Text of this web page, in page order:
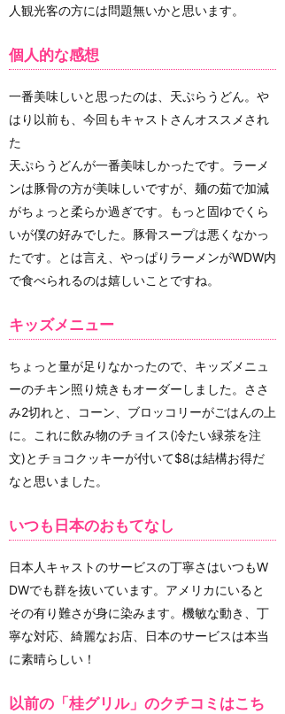
人観光客の方には問題無いかと思います。
個人的な感想
一番美味しいと思ったのは、天ぷらうどん。や
はり以前も、今回もキャストさんオススメされ
た
天ぷらうどんが一番美味しかったです。ラーメ
ンは豚骨の方が美味しいですが、麺の茹で加減
がちょっと柔らか過ぎです。もっと固ゆでくら
いが僕の好みでした。豚骨スープは悪くなかっ
たです。とは言え、やっぱりラーメンがWDW内
で食べられるのは嬉しいことですね。
キッズメニュー
ちょっと量が足りなかったので、キッズメニュ
ーのチキン照り焼きもオーダーしました。ささ
み2切れと、コーン、ブロッコリーがごはんの上
に。これに飲み物のチョイス(冷たい緑茶を注
文)とチョコクッキーが付いて$8は結構お得だ
なと思いました。
いつも日本のおもてなし
日本人キャストのサービスの丁寧さはいつもW
DWでも群を抜いています。アメリカにいると
その有り難さが身に染みます。機敏な動き、丁
寧な対応、綺麗なお店、日本のサービスは本当
に素晴らしい！
以前の「桂グリル」のクチコミはこち